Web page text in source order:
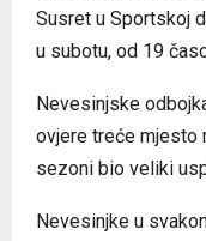
Susret u Sportskoj
u subotu, od 19
Nevesinjske
ovjere treće mjesto
sezoni bio veliki
Nevesinjke u